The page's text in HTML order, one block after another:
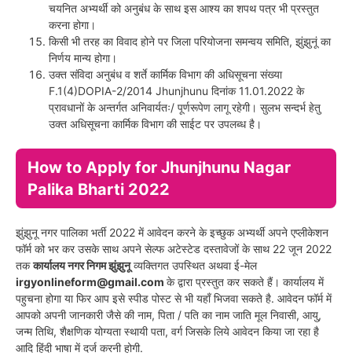
चयनित अभ्यर्थी को अनुबंध के साथ इस आश्य का शपथ पत्र भी प्रस्तुत
करना होगा।
किसी भी तरह का विवाद होने पर जिला परियोजना समन्वय समिति, झुंझुनूं का
निर्णय मान्य होगा।
उक्त संविदा अनुबंध व शर्ते कार्मिक विभाग की अधिसूचना संख्या
F.1(4)DOPIA-2/2014 Jhunjhunu दिनांक 11.01.2022 के
प्रावधानों के अन्तर्गत अनिवार्यतः/ पूर्णरूपेण लागू रहेगी। सुलभ सन्दर्भ हेतु
उक्त अधिसूचना कार्मिक विभाग की साईट पर उपलब्ध है।
How to Apply for Jhunjhunu Nagar
Palika Bharti 2022
झुंझुनू नगर पालिका भर्ती 2022 में आवेदन करने के इच्छुक अभ्यर्थी अपने एप्लीकेशन
फॉर्म को भर कर उसके साथ अपने सेल्फ अटेस्टेड दस्तावेजों के साथ 22 जून 2022
तककार्यालय नगर निगम झुंझुनूव्यक्तिगत उपस्थित अथवा ई-मेल
irgyonlineform@gmail.com के द्वारा प्रस्तुत कर सकते हैं। कार्यालय में
पहुचना होगा या फिर आप इसे स्पीड पोस्ट से भी यहाँ भिजवा सकते है. आवेदन फॉर्म में
आपको अपनी जानकारी जैसे की नाम, पिता / पति का नाम जाति मूल निवासी, आयु,
जन्म तिथि, शैक्षणिक योग्यता स्थायी पता, वर्ग जिसके लिये आवेदन किया जा रहा है
आदि हिंदी भाषा में दर्ज करनी होगी.